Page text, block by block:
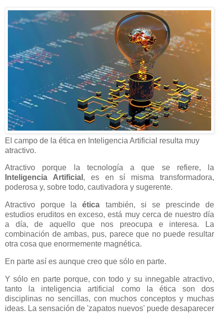
El campo de la ética en Inteligencia Artificial resulta muy
atractivo.
Atractivo porque la tecnología a que se refiere, la
Inteligencia Artificial , es en sí misma transformadora,
poderosa y, sobre todo, cautivadora y sugerente.
Atractivo porque laética también, si se prescinde de
estudios eruditos en exceso, está muy cerca de nuestro día
a día, de aquello que nos preocupa e interesa. La
combinación de ambas, pus, parece que no puede resultar
otra cosa que enormemente magnética.
En parte así es aunque creo que sólo en parte.
Y sólo en parte porque, con todo y su innegable atractivo,
tanto la inteligencia artificial como la ética son dos
disciplinas no sencillas, con muchos conceptos y muchas
ideas. La sensación de 'zapatos nuevos' puede desaparecer